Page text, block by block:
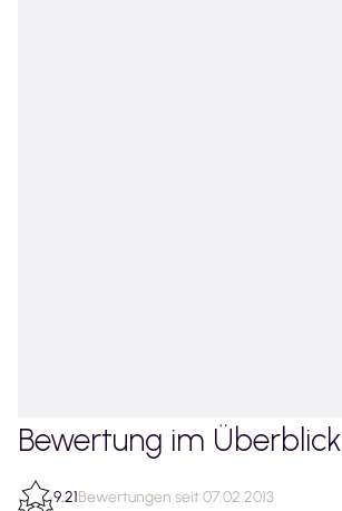
Bewertung im Überblick
9.21Bewertungen seit 07.02.2013